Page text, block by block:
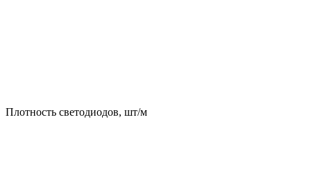
Плотность светодиодов, шт/м